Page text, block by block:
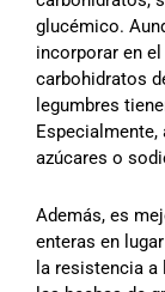
glucémico.
incorporar en
carbohidratos
legumbres
azúcares o
Además, es
enteras en
la resistencia